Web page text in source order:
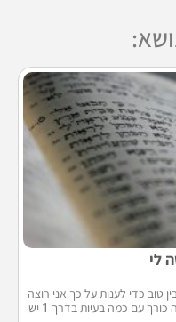
לי
טוב כדי לענות על כך אני רוצה
לשבת וללמוד תורה ולהתחבר ללימוד אבל זה כורך עם כמה בעיות בדרך 1 יש